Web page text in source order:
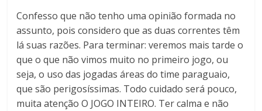
Confesso que não tenho uma opinião formada no
assunto, pois considero que as duas correntes têm
lá suas razões. Para terminar: veremos mais tarde o
que o que não vimos muito no primeiro jogo, ou
seja, o uso das jogadas áreas do time paraguaio,
que são perigosíssimas. Todo cuidado será pouco,
muita atenção O JOGO INTEIRO. Ter calma e não